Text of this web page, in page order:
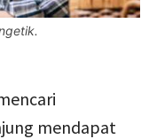
mendapat